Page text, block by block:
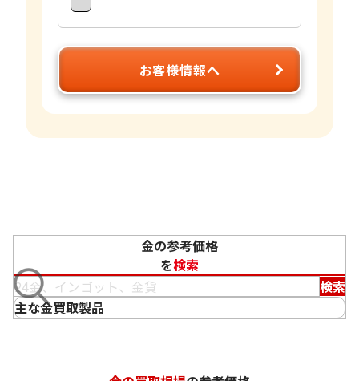
お客様情報へ
金の参考価格
を検索
検索
主な金買取製品